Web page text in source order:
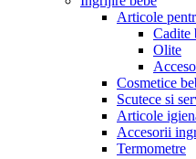
Articole
Cadite
Olite
Cosmetice
Scutece si
Articole
Accesorii
Termometre